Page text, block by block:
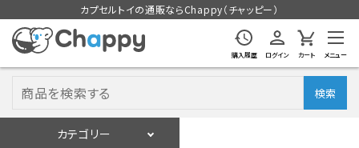
カプセルトイの通販ならChappy（チャッピー）
購入履歴 ログイン カート メニュー
検索
カテゴリー